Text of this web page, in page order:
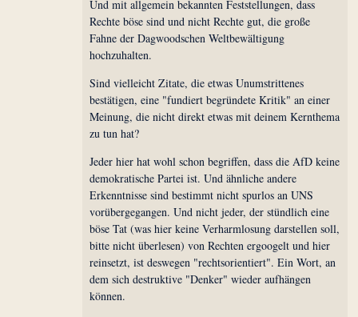
Und mit allgemein bekannten Feststellungen, dass
Rechte böse sind und nicht Rechte gut, die große
Fahne der Dagwoodschen Weltbewältigung
hochzuhalten.
Sind vielleicht Zitate, die etwas Unumstrittenes
bestätigen, eine "fundiert begründete Kritik" an einer
Meinung, die nicht direkt etwas mit deinem Kernthema
zu tun hat?
Jeder hier hat wohl schon begriffen, dass die AfD keine
demokratische Partei ist. Und ähnliche andere
Erkenntnisse sind bestimmt nicht spurlos an UNS
vorübergegangen. Und nicht jeder, der stündlich eine
böse Tat (was hier keine Verharmlosung darstellen soll,
bitte nicht überlesen) von Rechten ergoogelt und hier
reinsetzt, ist deswegen "rechtsorientiert". Ein Wort, an
dem sich destruktive "Denker" wieder aufhängen
können.